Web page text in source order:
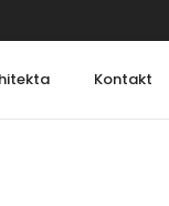
Kontakt